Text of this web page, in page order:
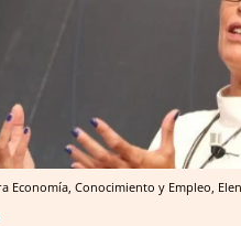
Economía, Conocimiento y Empleo,